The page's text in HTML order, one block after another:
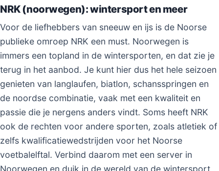
NRK (noorwegen): wintersport en meer
Voor de liefhebbers van sneeuw en ijs is de Noorse
publieke omroep NRK een must. Noorwegen is
immers een topland in de wintersporten, en dat zie je
terug in het aanbod. Je kunt hier dus het hele seizoen
genieten van langlaufen, biatlon, schansspringen en
de noordse combinatie, vaak met een kwaliteit en
passie die je nergens anders vindt. Soms heeft NRK
ook de rechten voor andere sporten, zoals atletiek of
zelfs kwalificatiewedstrijden voor het Noorse
voetbalelftal. Verbind daarom met een server in
Noorwegen en duik in de wereld van de wintersport